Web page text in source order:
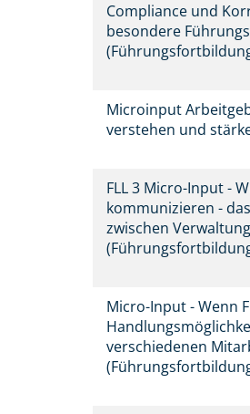
Compliance und
besondere
Microinput
verstehen und
FLL 3 Micro-Input -
kommunizieren -
zwischen
Micro-Input - Wenn
verschiedenen